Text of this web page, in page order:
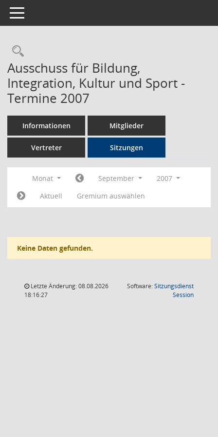
Toggle navigation
Rechercheauswahl
Ausschuss für Bildung,
Integration, Kultur und Sport -
Termine 2007
Informationen Mitglieder
Vertreter Sitzungen
Monat September
2007
Aktuell
Gremium auswählen
Keine Daten gefunden.
Letzte Änderung: 08.08.2026
18:16:27
Software:Sitzungsdienst
Session(Wird in